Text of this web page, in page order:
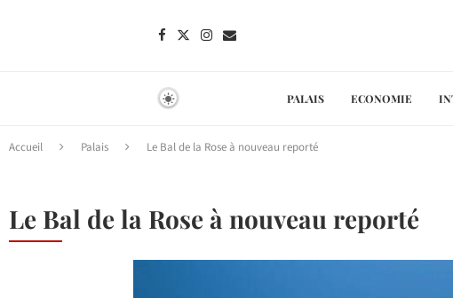
PALAIS ECONOMIE
Accueil Palais Le Bal de la Rose à nouveau reporté
Le Bal de la Rose à nouveau reporté